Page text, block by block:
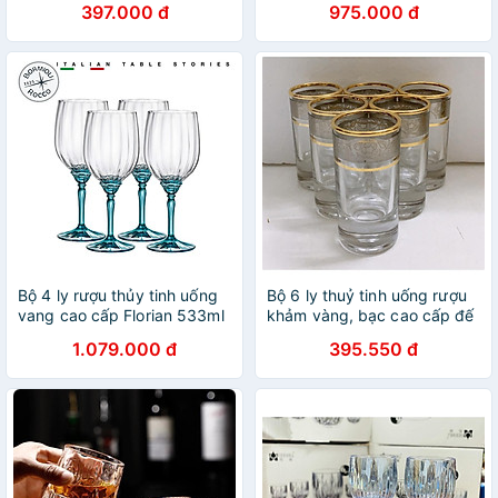
ngẫu nhiên )397.000 đ 975.000 đ
Bộ 4 ly rượu thủy tinh uống
vang cao cấp Florian 533ml
1.079.000 đ
Bộ 6 ly thuỷ tinh uống rượu
khảm vàng, bạc cao cấp đế
395.550 đ